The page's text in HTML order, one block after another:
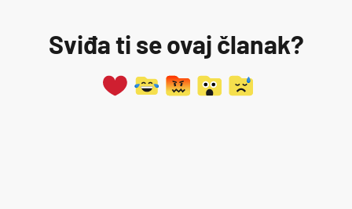
Sviđa ti se ovaj članak?